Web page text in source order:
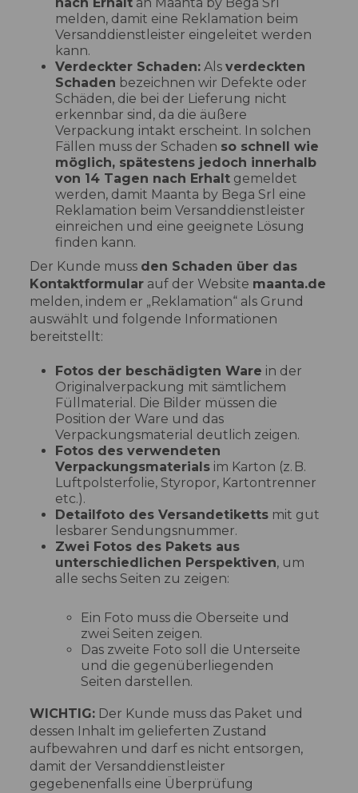
melden, damit eine Reklamation beim
Versanddienstleister eingeleitet werden
kann.
Verdeckter Schaden:Als verdeckten
Schaden bezeichnen wir Defekte oder
Schäden, die bei der Lieferung nicht
erkennbar sind, da die äußere
Verpackung intakt erscheint. In solchen
Fällen muss der Schaden so schnell wie
möglich, spätestens jedoch innerhalb
von 14 Tagen nach Erhaltgemeldet
werden, damit Maanta by Bega Srl eine
Reklamation beim Versanddienstleister
einreichen und eine geeignete Lösung
finden kann.
Der Kunde muss den Schaden über das
Kontaktformularauf der Website maanta.de
melden, indem er „Reklamation“ als Grund
auswählt und folgende Informationen
bereitstellt:
Fotos der beschädigten Ware in der
Originalverpackung mit sämtlichem
Füllmaterial. Die Bilder müssen die
Position der Ware und das
Verpackungsmaterial deutlich zeigen.
Fotos des verwendeten
Verpackungsmaterialsim Karton (z. B.
Luftpolsterfolie, Styropor, Kartontrenner
etc.).
Detailfoto des Versandetikettsmit gut
lesbarer Sendungsnummer.
Zwei Fotos des Pakets aus
unterschiedlichen Perspektiven, um
alle sechs Seiten zu zeigen:
Ein Foto muss die Oberseite und
zwei Seiten zeigen.
Das zweite Foto soll die Unterseite
und die gegenüberliegenden
Seiten darstellen.
WICHTIG:Der Kunde muss das Paket und
dessen Inhalt im gelieferten Zustand
aufbewahren und darf es nicht entsorgen,
damit der Versanddienstleister
gegebenenfalls eine Überprüfung